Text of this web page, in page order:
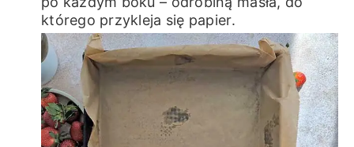
którego przykleja się papier.